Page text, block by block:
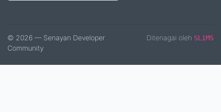
© 2026 — Senayan Developer
Community
Ditenagai oleh SLiMS